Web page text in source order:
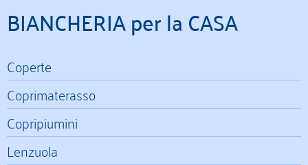
BIANCHERIA per la CASA
Coperte
Coprimaterasso
Copripiumini
Lenzuola